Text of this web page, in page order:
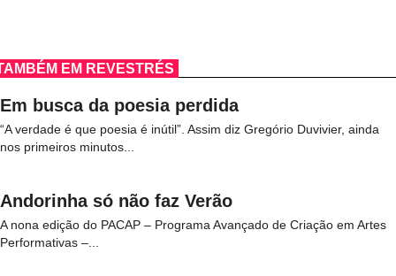
EM REVESTRÉS
Em busca da poesia perdida
“A verdade é que poesia é inútil”. Assim diz Gregório Duvivier, ainda
nos primeiros minutos...
Andorinha só não faz Verão
A nona edição do PACAP – Programa Avançado de Criação em Artes
Performativas –...